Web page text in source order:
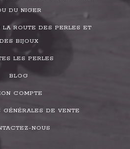
DU NIGER
LA ROUTE DES PERLES ET
DES BIJOUX
LES PERLES
BLOG
COMPTE
GÉNÉRALES DE VENTE
NOUS